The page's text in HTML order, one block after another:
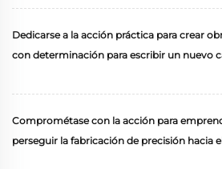
Dedicarse a la acción práctica para crear
con determinación para escribir un nuevo
Comprométase con la acción para
perseguir la fabricación de precisión hacia